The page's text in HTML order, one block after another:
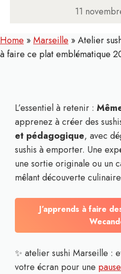
11
Home »Marseille »Atelier
à faire ce plat emblématique
L’essentiel à retenir :
apprenez à créer des
et pédagogique, avec
sushis à emporter. Une
une sortie originale ou un
mêlant découverte
J’apprends à faire
✨ atelier sushi Marseille :
votre écran pour une